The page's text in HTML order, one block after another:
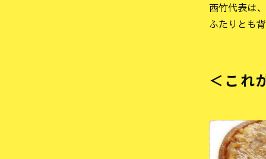
西竹代表は
ふたりとも
＜これ